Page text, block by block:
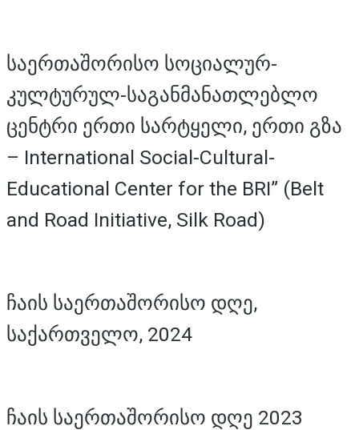
საერთაშორისო სოციალურ-
კულტურულ-საგანმანათლებლო
ცენტრი ერთი სარტყელი, ერთი გზა
– International Social-Cultural-
Educational Center for the BRI” (Belt
and Road Initiative, Silk Road)
ჩაის საერთაშორისო დღე,
საქართველო, 2024
ჩაის საერთაშორისო დღე 2023